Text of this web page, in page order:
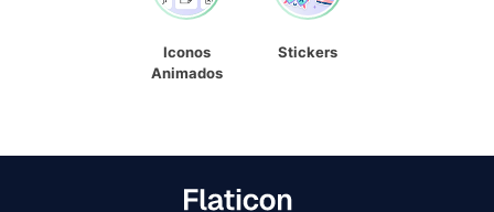
Iconos
Animados
Stickers